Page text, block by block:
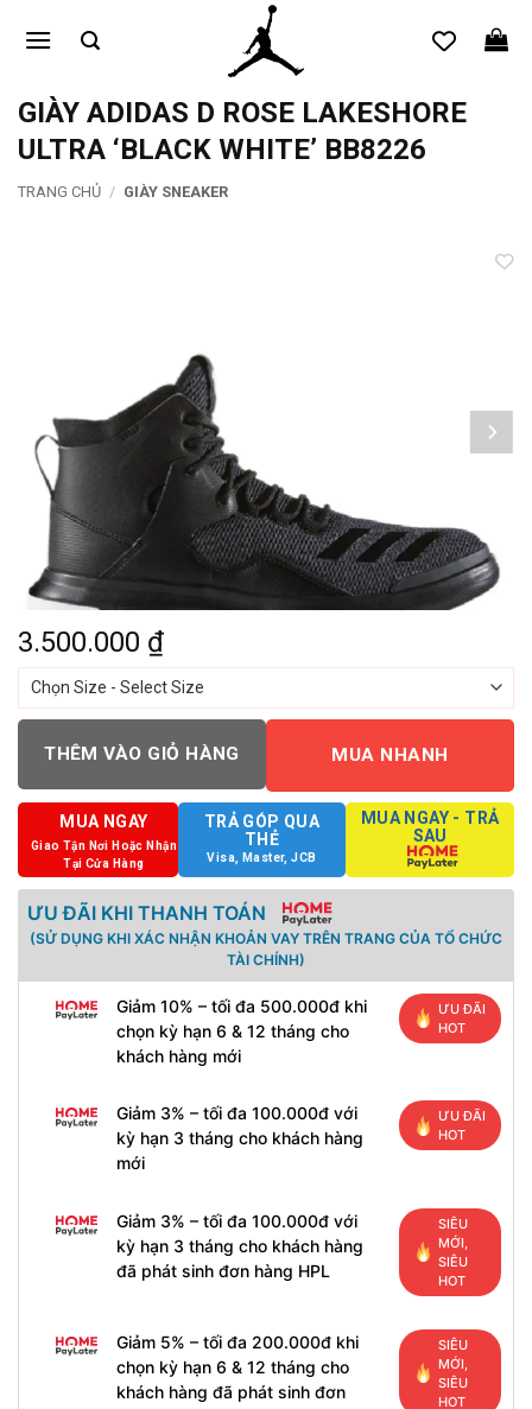
qua
dungGIÀY ADIDAS D ROSE LAKESHORE
ULTRA ‘BLACK WHITE’ BB8226
TRANG CHỦ / GIÀY SNEAKER
3.500.000 ₫
THÊM VÀO GIỎ HÀNG MUA NHANH
MUA NGAY
Giao Tận Nơi Hoặc Nhận
Tại Cửa Hàng
TRẢ GÓP QUA
THẺ
Visa, Master, JCB
MUA NGAY - TRẢ
SAU
ƯU ĐÃI KHI THANH TOÁN
(SỬ DỤNG KHI XÁC NHẬN KHOẢN VAY TRÊN TRANG CỦA TỔ CHỨC
TÀI CHÍNH)
Giảm 10% – tối đa 500.000đ khi
chọn kỳ hạn 6 & 12 tháng cho
khách hàng mới
ƯU ĐÃI
HOT
Giảm 3% – tối đa 100.000đ với
kỳ hạn 3 tháng cho khách hàng
mới
ƯU ĐÃI
HOT
Giảm 3% – tối đa 100.000đ với
kỳ hạn 3 tháng cho khách hàng
đã phát sinh đơn hàng HPL
SIÊU
MỚI,
SIÊU
HOT
Giảm 5% – tối đa 200.000đ khi
chọn kỳ hạn 6 & 12 tháng cho
khách hàng đã phát sinh đơn
SIÊU
MỚI,
SIÊU
HOT